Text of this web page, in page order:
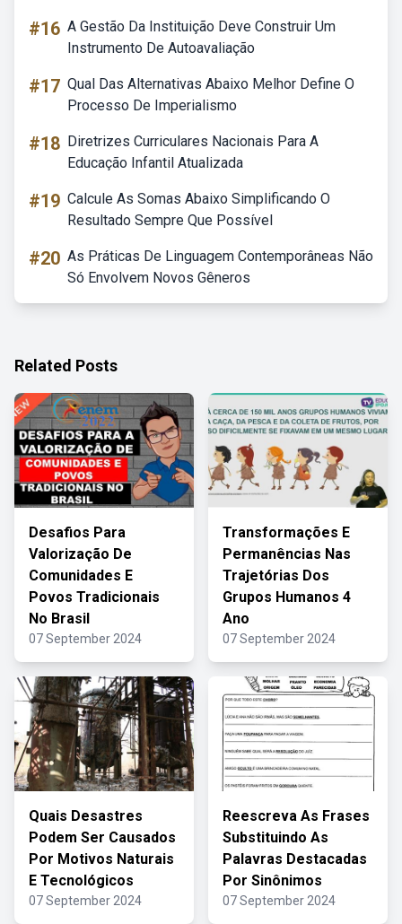
#16 A Gestão Da Instituição Deve Construir Um
Instrumento De Autoavaliação
#17 Qual Das Alternativas Abaixo Melhor Define O
Processo De Imperialismo
#18 Diretrizes Curriculares Nacionais Para A
Educação Infantil Atualizada
#19 Calcule As Somas Abaixo Simplificando O
Resultado Sempre Que Possível
#20 As Práticas De Linguagem Contemporâneas Não
Só Envolvem Novos Gêneros
Related Posts
Desafios Para
Valorização De
Comunidades E
Povos Tradicionais
No Brasil
07 September 2024
Transformações E
Permanências Nas
Trajetórias Dos
Grupos Humanos 4
Ano
07 September 2024
Quais Desastres
Podem Ser Causados
Por Motivos Naturais
E Tecnológicos
07 September 2024
Reescreva As Frases
Substituindo As
Palavras Destacadas
Por Sinônimos
07 September 2024